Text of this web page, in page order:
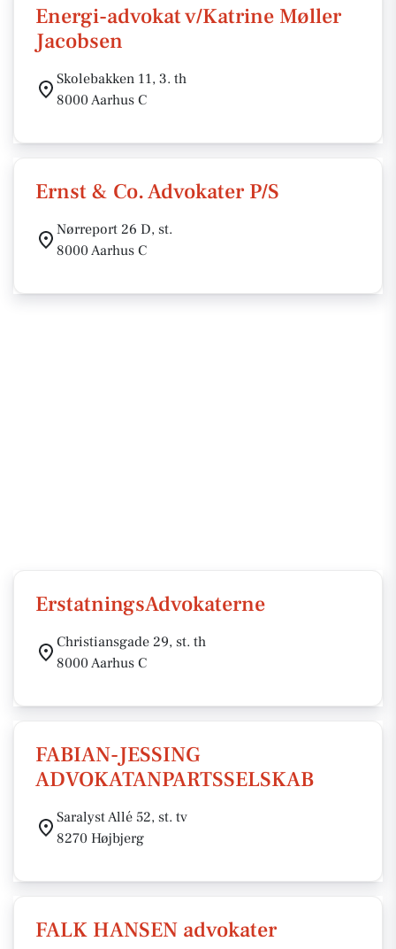
Energi-advokat v/Katrine Møller
Jacobsen
Skolebakken 11, 3. th
8000 Aarhus C
Ernst & Co. Advokater P/S
Nørreport 26 D, st.
8000 Aarhus C
ErstatningsAdvokaterne
Christiansgade 29, st. th
8000 Aarhus C
FABIAN-JESSING
ADVOKATANPARTSSELSKAB
Saralyst Allé 52, st. tv
8270 Højbjerg
FALK HANSEN advokater